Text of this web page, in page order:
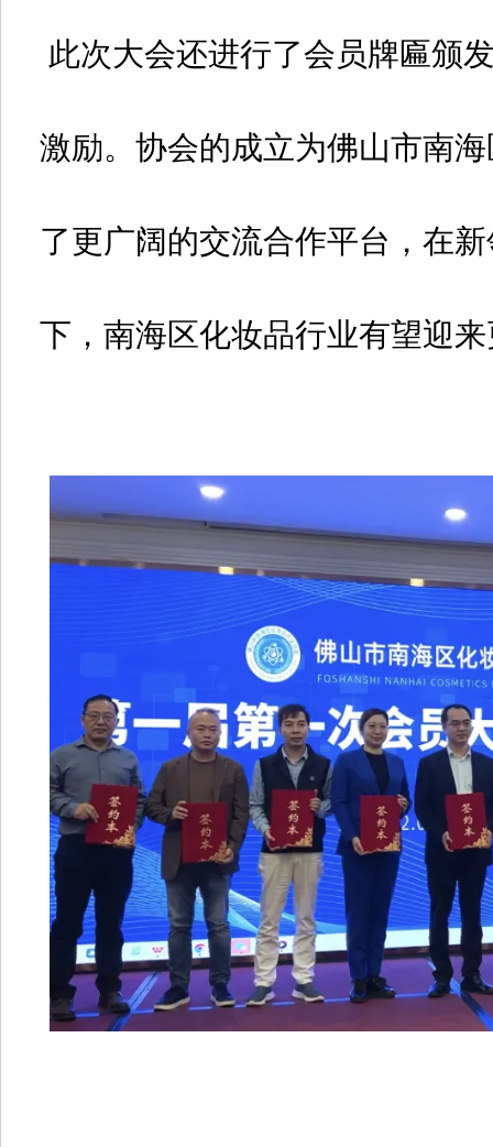
此次大会还进行了会员牌匾颁
激励。协会的成立为佛山市南
了更广阔的交流合作平台，在
下，南海区化妆品行业有望迎